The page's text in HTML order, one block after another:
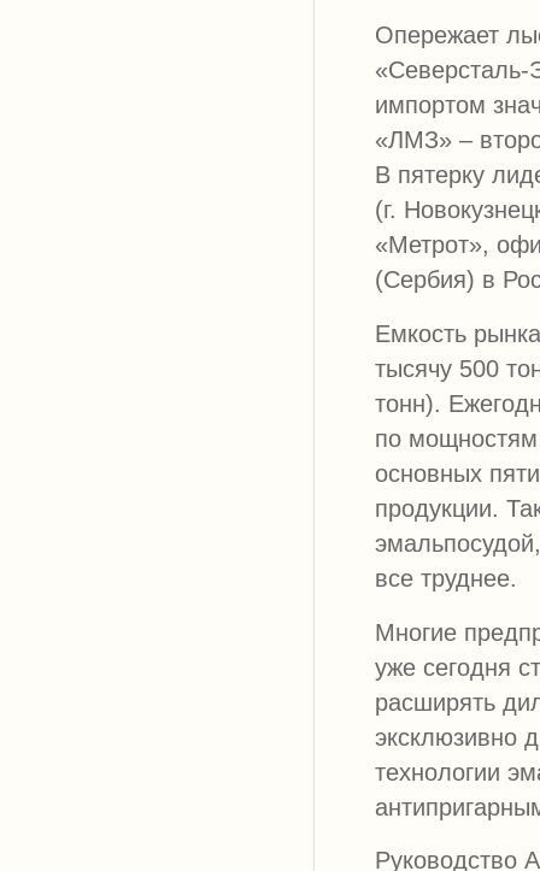
Опережает
импортом
«ЛМЗ» –
В пятерку
(г.
«Метрот»,
(Сербия) в
Емкость
тысячу 500
тонн).
по мощностям
основных
продукции.
все труднее.
Многие
уже сегодня
расширять
эксклюзивно
технологии
Руководство